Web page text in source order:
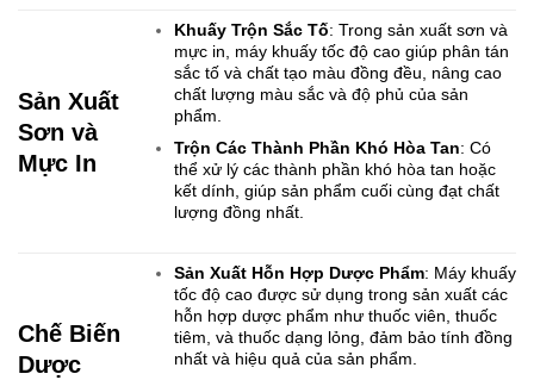
Sản Xuất
Sơn và
Mực In
Khuấy Trộn Sắc Tố: Trong sản xuất sơn và
mực in, máy khuấy tốc độ cao giúp phân tán
sắc tố và chất tạo màu đồng đều, nâng cao
chất lượng màu sắc và độ phủ của sản
phẩm.
Trộn Các Thành Phần Khó Hòa Tan: Có
thể xử lý các thành phần khó hòa tan hoặc
kết dính, giúp sản phẩm cuối cùng đạt chất
lượng đồng nhất.
Chế Biến
Dược
Sản Xuất Hỗn Hợp Dược Phẩm: Máy khuấy
tốc độ cao được sử dụng trong sản xuất các
hỗn hợp dược phẩm như thuốc viên, thuốc
tiêm, và thuốc dạng lỏng, đảm bảo tính đồng
nhất và hiệu quả của sản phẩm.